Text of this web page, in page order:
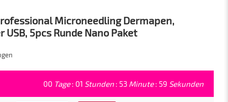
Microneedling Dermapen,
5pcs Runde Nano Paket
00 Tage: 01 Stunden : 53 Minute: 57 Sekunden